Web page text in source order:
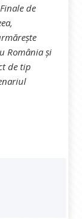
de
România și
de tip